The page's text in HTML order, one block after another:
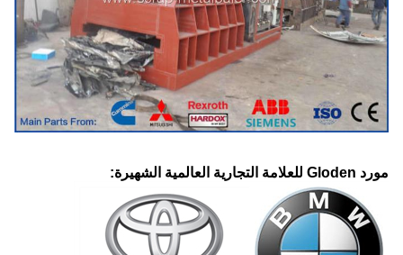
مورد Gloden للعلامة التجارية العالمية الشهيرة: